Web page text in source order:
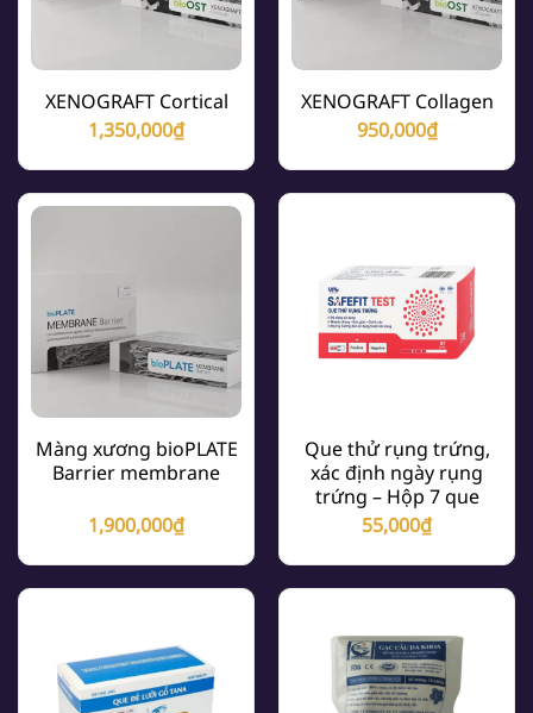
XENOGRAFT Cortical
1,350,000₫
XENOGRAFT Collagen
950,000₫
Màng xương bioPLATE
Barrier membrane
1,900,000₫
Que thử rụng trứng,
xác định ngày rụng
trứng – Hộp 7 que
55,000₫